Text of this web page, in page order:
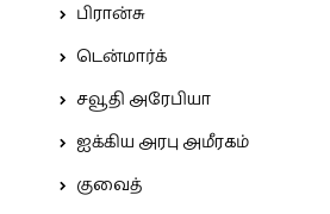
பிரான்சு
டென்மார்க்
சவூதி அரேபியா
ஐக்கிய அரபு அமீரகம்
குவைத்